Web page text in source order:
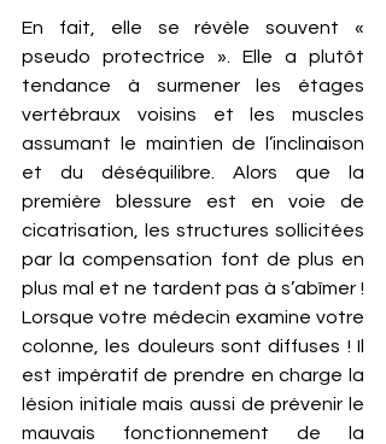
En fait, elle se révèle souvent «
pseudo protectrice ». Elle a plutôt
tendance à surmener les étages
vertébraux voisins et les muscles
assumant le maintien de l’inclinaison
et du déséquilibre. Alors que la
première blessure est en voie de
cicatrisation, les structures sollicitées
par la compensation font de plus en
plus mal et ne tardent pas à s’abîmer !
Lorsque votre médecin examine votre
colonne, les douleurs sont diffuses ! Il
est impératif de prendre en charge la
lésion initiale mais aussi de prévenir le
mauvais fonctionnement de la